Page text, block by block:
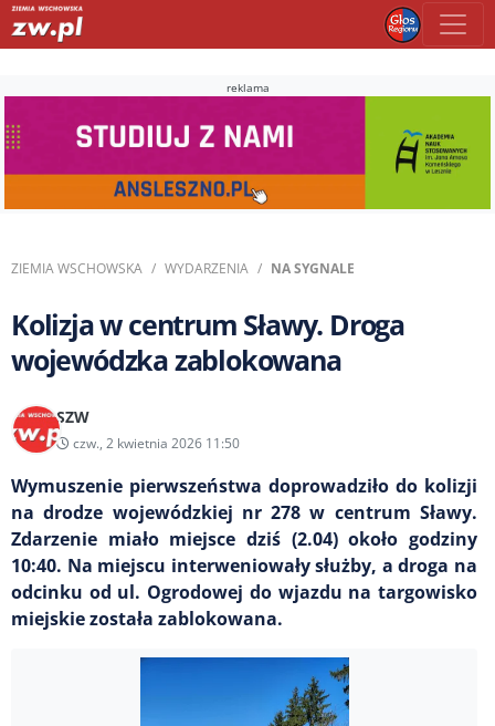
reklama
ZIEMIA WSCHOWSKA WYDARZENIA NA SYGNALE
Kolizja w centrum Sławy. Droga
wojewódzka zablokowana
SZW
czw., 2 kwietnia 2026 11:50
Wymuszenie pierwszeństwa doprowadziło do kolizji
na drodze wojewódzkiej nr 278 w centrum Sławy.
Zdarzenie miało miejsce dziś (2.04) około godziny
10:40. Na miejscu interweniowały służby, a droga na
odcinku od ul. Ogrodowej do wjazdu na targowisko
miejskie została zablokowana.